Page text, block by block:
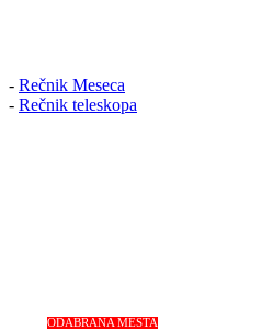
- Rečnik Meseca
- Rečnik teleskopa
ODABRANA MESTA